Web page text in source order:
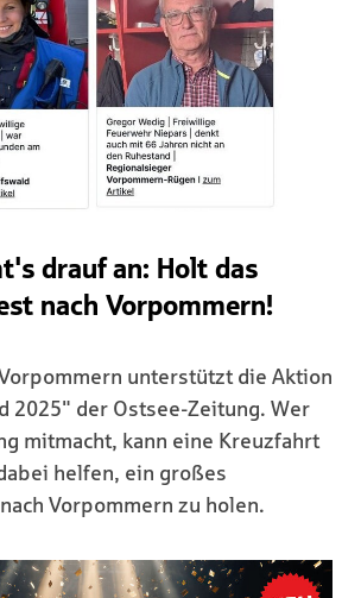
drauf an: Holt das
nach Vorpommern!
unterstützt die Aktion
2025" der Ostsee-Zeitung. Wer
mitmacht, kann eine Kreuzfahrt
helfen, ein großes
Vorpommern zu holen.